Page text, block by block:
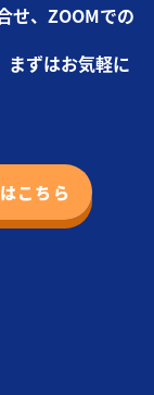
せ、ZOOMでの
まずはお気軽に
こちら